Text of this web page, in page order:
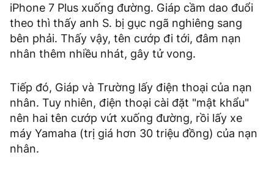
iPhone 7 Plus xuống đường. Giáp cầm dao đuổi
theo thì thấy anh S. bị gục ngã nghiêng sang
bên phải. Thấy vậy, tên cướp đi tới, đâm nạn
nhân thêm nhiều nhát, gây tử vong.
Tiếp đó, Giáp và Trường lấy điện thoại của nạn
nhân. Tuy nhiên, điện thoại cài đặt "mật khẩu"
nên hai tên cướp vứt xuống đường, rồi lấy xe
máy Yamaha (trị giá hơn 30 triệu đồng) của nạn
nhân.